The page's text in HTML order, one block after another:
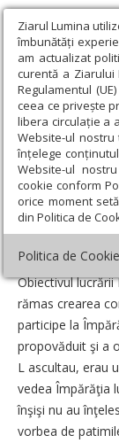
Ziarul Lumina
îmbunătăți
am actualizat
curentă a
Regulamentul
ceea ce privește
libera circulație a
Website-ul
înțelege
Website-ul
cookie conform
orice moment
din Politica de
Politica de Cookie
Ziarul Lumina ›
biruinţă smerită
Învierea
Un articol de:Pr.
Obiectivul
rămas crearea
participe la
propovăduit şi a
L ascultau, erau
vedea Împărăţia
înşişi nu au
vorbea de